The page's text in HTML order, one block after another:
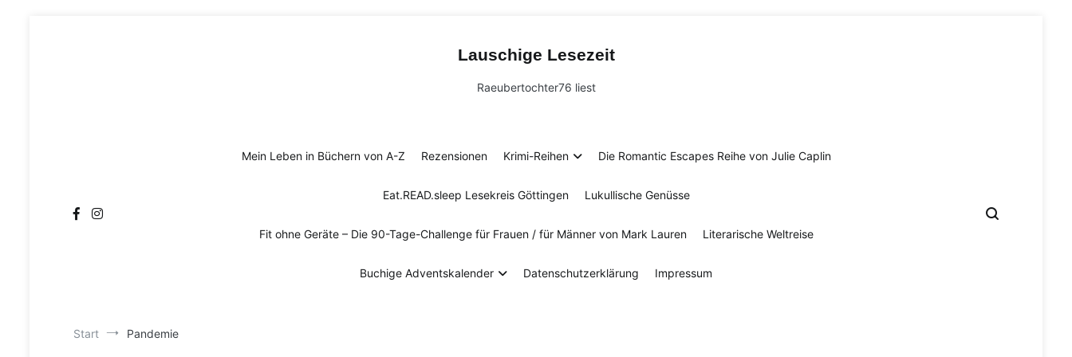
Lauschige Lesezeit
Raeubertochter76 liest
Mein Leben in Büchern von A-Z Rezensionen Krimi-Reihen Die Romantic Escapes Reihe von Julie Caplin
Eat.READ.sleep Lesekreis Göttingen Lukullische Genüsse
Fit ohne Geräte – Die 90-Tage-Challenge für Frauen / für Männer von Mark Lauren Literarische Weltreise
Buchige Adventskalender Datenschutzerklärung Impressum
Start Pandemie